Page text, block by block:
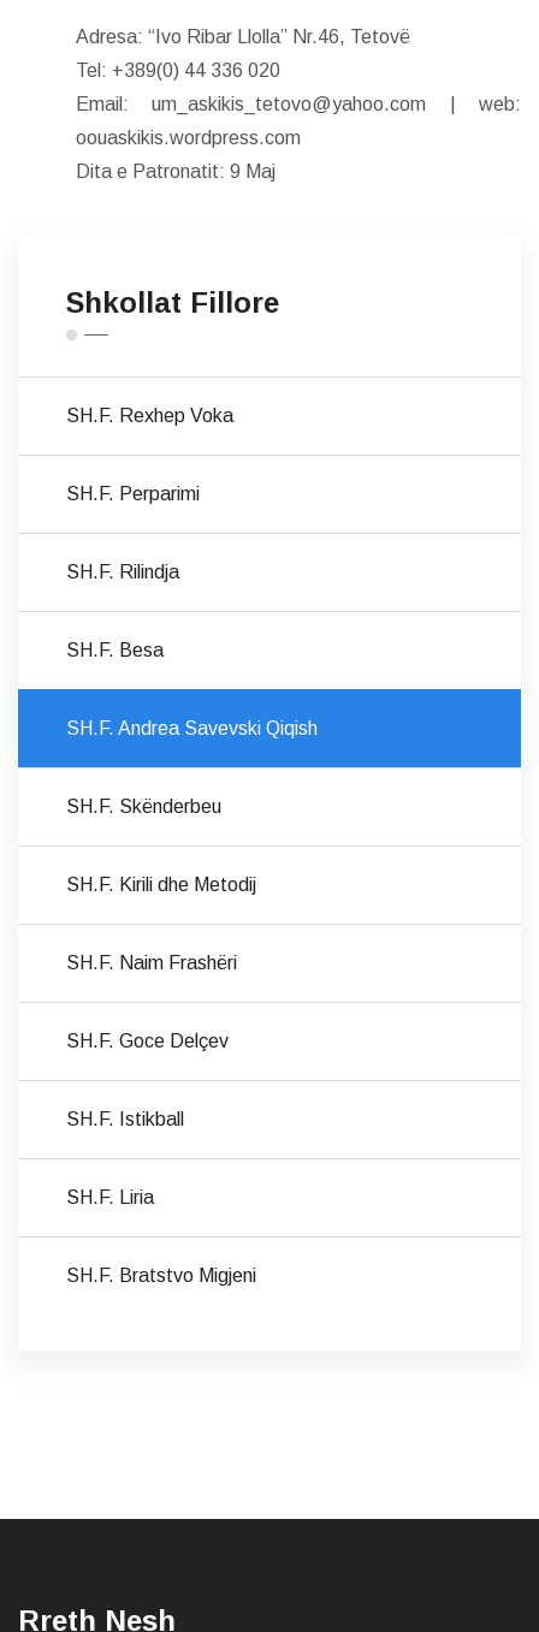
Adresa: “Ivo Ribar Llolla” Nr.46, Tetovë
Tel: +389(0) 44 336 020
Email: um_askikis_tetovo@yahoo.com | web:
oouaskikis.wordpress.com
Dita e Patronatit: 9 Maj
Shkollat Fillore
SH.F. Rexhep Voka
SH.F. Perparimi
SH.F. Rilindja
SH.F. Besa
SH.F. Andrea Savevski Qiqish
SH.F. Skënderbeu
SH.F. Kirili dhe Metodij
SH.F. Naim Frashëri
SH.F. Goce Delçev
SH.F. Istikball
SH.F. Liria
SH.F. Bratstvo Migjeni
Rreth Nesh